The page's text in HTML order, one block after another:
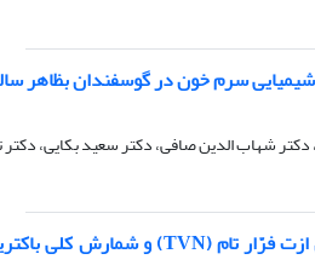
سرم خون در گوسفندان بظاهر
دکتر شهاب الدین صافی، دکتر سعید بکایی،